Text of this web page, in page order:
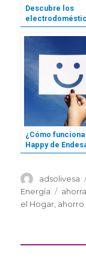
Descubre los
más energía
¿Cómo
Happy de
Autor
adsolivesa
Energía
el Hogar ahorro